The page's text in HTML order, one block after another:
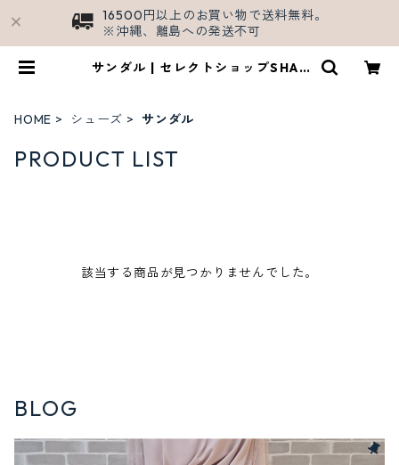
16500円以上のお買い物で送料無料。
※沖縄、離島への発送不可
サンダル | セレクトショップSHAL
HOME シューズ サンダル
PRODUCT LIST
該当する商品が見つかりませんでした。
BLOG